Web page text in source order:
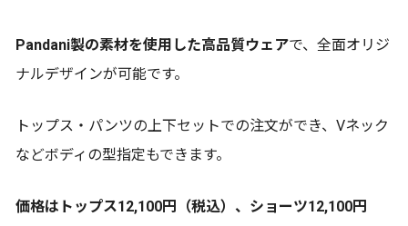
Pandani製の素材を使用した高品質ウェアで、全面オリジ
ナルデザインが可能です。
トップス・パンツの上下セットでの注文ができ、Vネック
などボディの型指定もできます。
価格はトップス12,100円（税込）、ショーツ12,100円